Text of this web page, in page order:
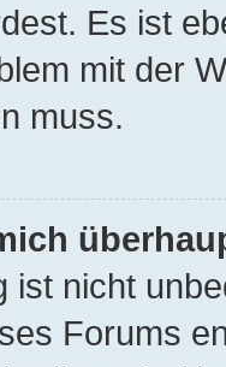
Es ist
mit der
muss.
ist nicht
Forums